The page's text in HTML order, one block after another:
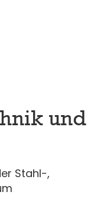
und
Stahl-,